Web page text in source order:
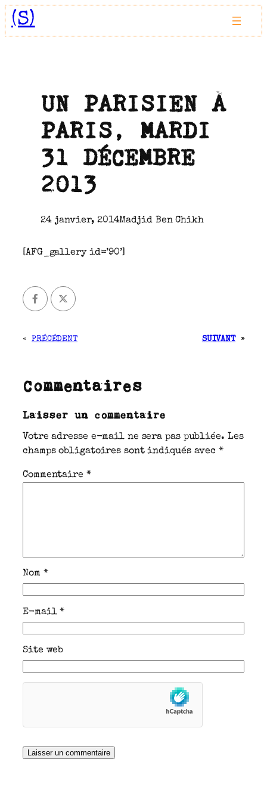
Aller
au(S)
UN PARISIEN À
PARIS, MARDI
31 DÉCEMBRE
2013
24 janvier, 2014Madjid Ben Chikh
[AFG_gallery id=’90’]
« PRÉCÉDENT SUIVANT »
Commentaires
Laisser un commentaire
Votre adresse e-mail ne sera pas publiée. Les
champs obligatoires sont indiqués avec*
Commentaire *
Nom *
E-mail*
Site web